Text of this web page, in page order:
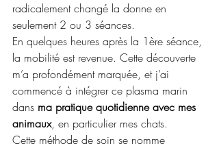
radicalement changé la donne en
seulement 2 ou 3 séances.
En quelques heures après la 1ère séance,
la mobilité est revenue. Cette découverte
m’a profondément marquée, et j’ai
commencé à intégrer ce plasma marin
dans ma pratique quotidienne avec mes
animaux, en particulier mes chats.
Cette méthode de soin se nomme